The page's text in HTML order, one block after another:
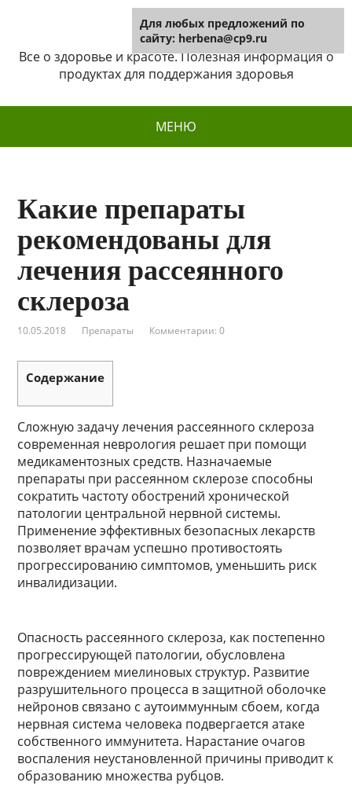
Herbena
Все о здоровье и красоте. Полезная информация о
продуктах для поддержания здоровья
МЕНЮ
Какие препараты
рекомендованы для
лечения рассеянного
склероза
10.05.2018 Препараты Комментарии: 0
Содержание
Сложную задачу лечения рассеянного склероза
современная неврология решает при помощи
медикаментозных средств. Назначаемые
препараты при рассеянном склерозе способны
сократить частоту обострений хронической
патологии центральной нервной системы.
Применение эффективных безопасных лекарств
позволяет врачам успешно противостоять
прогрессированию симптомов, уменьшить риск
инвалидизации.
Опасность рассеянного склероза, как постепенно
прогрессирующей патологии, обусловлена
повреждением миелиновых структур. Развитие
разрушительного процесса в защитной оболочке
нейронов связано с аутоиммунным сбоем, когда
нервная система человека подвергается атаке
собственного иммунитета. Нарастание очагов
воспаления неустановленной причины приводит к
образованию множества рубцов.
Для любых предложений по
сайту: herbena@cp9.ru